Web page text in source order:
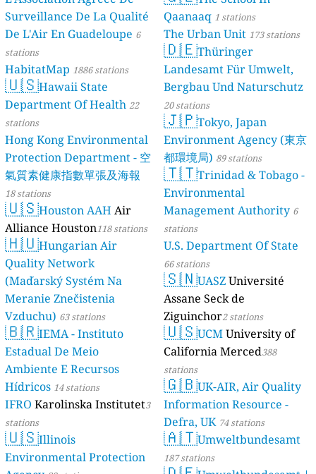
Surveillance De La Qualité
De L'Air En Guadeloupe 6
stations
HabitatMap 1886 stations
🇺🇸Hawaii State
Department Of Health 22
stations
Hong Kong Environmental
Protection Department - 空
氣質素健康指數單張及海報
18 stations
🇺🇸Houston AAH Air
Alliance Houston118 stations
🇭🇺Hungarian Air
Quality Network
(Maďarský Systém Na
Meranie Znečistenia
Vzduchu) 63 stations
🇧🇷IEMA - Instituto
Estadual De Meio
Ambiente E Recursos
Hídricos 14 stations
IFRO Karolinska Institutet3
stations
🇺🇸Illinois
Environmental Protection
Qaanaaq 1 stations
The Urban Unit 173 stations
🇩🇪Thüringer
Landesamt Für Umwelt,
Bergbau Und Naturschutz
20 stations
🇯🇵Tokyo, Japan
Environment Agency (東京
都環境局) 89 stations
🇹🇹Trinidad & Tobago -
Environmental
Management Authority 6
stations
U.S. Department Of State
66 stations
🇸🇳UASZUniversité
Assane Seck de
Ziguinchor2 stations
🇺🇸UCMUniversity of
California Merced388
stations
🇬🇧UK-AIR, Air Quality
Information Resource -
Defra, UK 74 stations
🇦🇹Umweltbundesamt
187 stations